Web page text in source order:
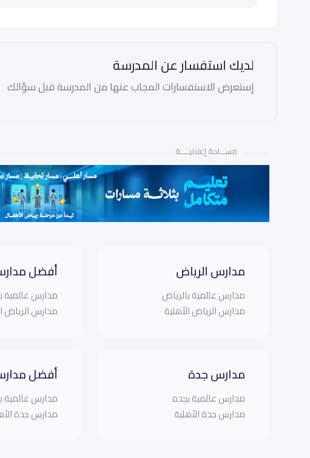
لديك استفسار عن المدرسة
إستعرض الاستفسارات المجاب عنها من المدرسة قبل سؤالك
مســـاحة إعلانيـــــة
مدارس الرياض
مدارس عالمية بالرياض
مدارس الرياض الأهلية
مدارس جدة
مدارس عالمية بجده
مدارس جدة الأهلية
أفضل
مدارس عالمية
مدارس الرياض
أفضل
مدارس عالمية
مدارس جدة